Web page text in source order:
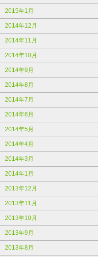
2015年1月
2014年12月
2014年11月
2014年10月
2014年9月
2014年8月
2014年7月
2014年6月
2014年5月
2014年4月
2014年3月
2014年1月
2013年12月
2013年11月
2013年10月
2013年9月
2013年8月